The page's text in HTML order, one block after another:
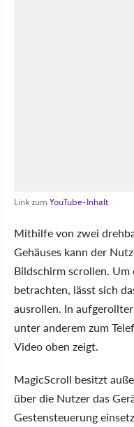
Link zum YouTube-Inhalt
Mithilfe von zwei
Gehäuses kann der
Bildschirm scrollen.
betrachten, lässt sich
ausrollen. In
unter anderem zum
Video oben zeigt.
MagicScroll besitzt
über die Nutzer das
Gestensteuerung